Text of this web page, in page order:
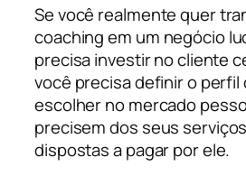
Se você realmente quer
coaching em um negócio
precisa investir no cliente
você precisa definir o perfil
escolher no mercado
precisem dos seus
dispostas a pagar por ele.